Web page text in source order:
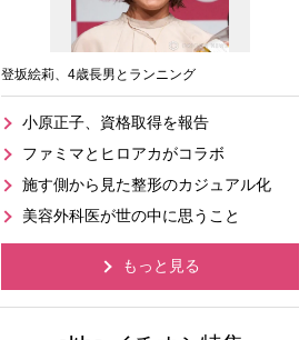
登坂絵莉、4歳長男とランニング
小原正子、資格取得を報告
ファミマとヒロアカがコラボ
施す側から見た整形のカジュアル化
美容外科医が世の中に思うこと
もっと見る